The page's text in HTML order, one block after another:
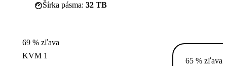
Šírka pásma: 32 TB
69 % zľava
KVM 1
65 % zľava